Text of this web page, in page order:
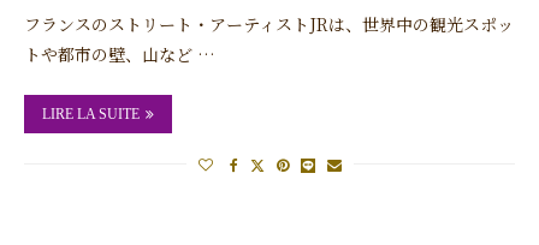
フランスのストリート・アーティストJRは、世界中の観光スポッ
トや都市の壁、山など …
LIRE LA SUITE